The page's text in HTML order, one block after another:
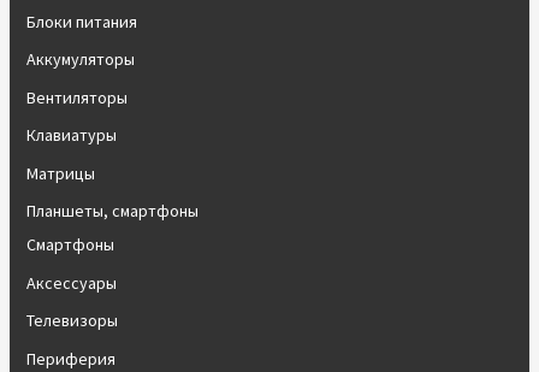
Блоки питания
Аккумуляторы
Вентиляторы
Клавиатуры
Матрицы
Планшеты, смартфоны
Смартфоны
Аксессуары
Телевизоры
Периферия